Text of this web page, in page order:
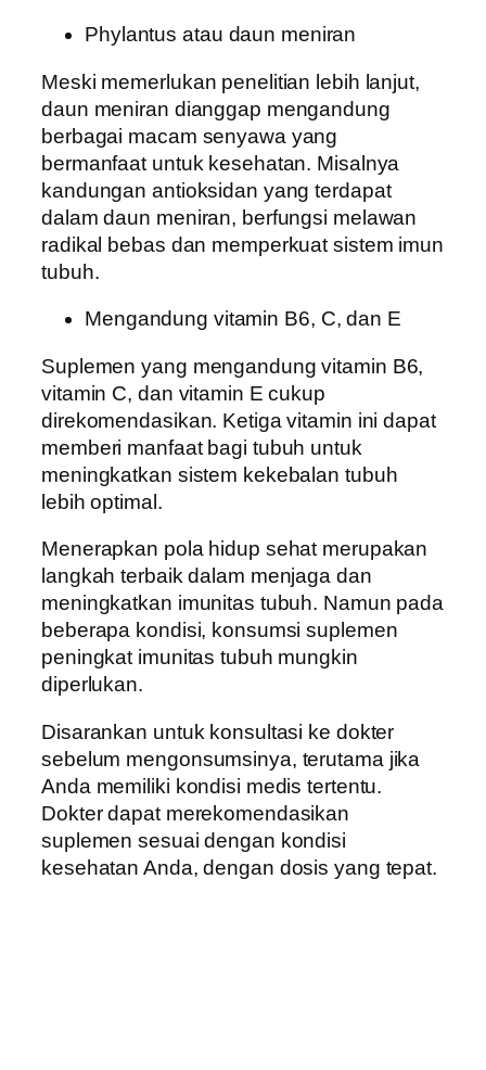
Phylantus atau daun meniran
Meski memerlukan penelitian lebih lanjut,
daun meniran dianggap mengandung
berbagai macam senyawa yang
bermanfaat untuk kesehatan. Misalnya
kandungan antioksidan yang terdapat
dalam daun meniran, berfungsi melawan
radikal bebas dan memperkuat sistem imun
tubuh.
Mengandung vitamin B6, C, dan E
Suplemen yang mengandung vitamin B6,
vitamin C, dan vitamin E cukup
direkomendasikan. Ketiga vitamin ini dapat
memberi manfaat bagi tubuh untuk
meningkatkan sistem kekebalan tubuh
lebih optimal.
Menerapkan pola hidup sehat merupakan
langkah terbaik dalam menjaga dan
meningkatkan imunitas tubuh. Namun pada
beberapa kondisi, konsumsi suplemen
peningkat imunitas tubuh mungkin
diperlukan.
Disarankan untuk konsultasi ke dokter
sebelum mengonsumsinya, terutama jika
Anda memiliki kondisi medis tertentu.
Dokter dapat merekomendasikan
suplemen sesuai dengan kondisi
kesehatan Anda, dengan dosis yang tepat.